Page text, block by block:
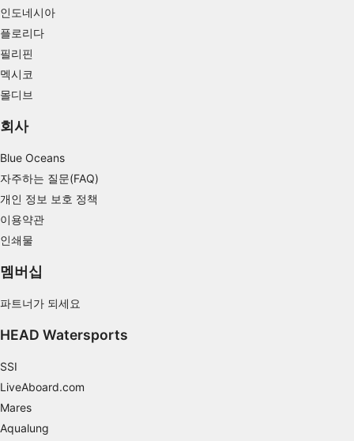
인도네시아
플로리다
필리핀
멕시코
몰디브
회사
Blue Oceans
자주하는 질문(FAQ)
개인 정보 보호 정책
이용약관
인쇄물
멤버십
파트너가 되세요
HEAD Watersports
SSI
LiveAboard.com
Mares
Aqualung
Create profiles for personalised advertising
Use profiles to select personalised
advertising
Use profiles to select personalised content
Measure advertising performance
Measure content performance
Understand audiences through statistics or
Develop and improve services
Use precise geolocation data
actively requested